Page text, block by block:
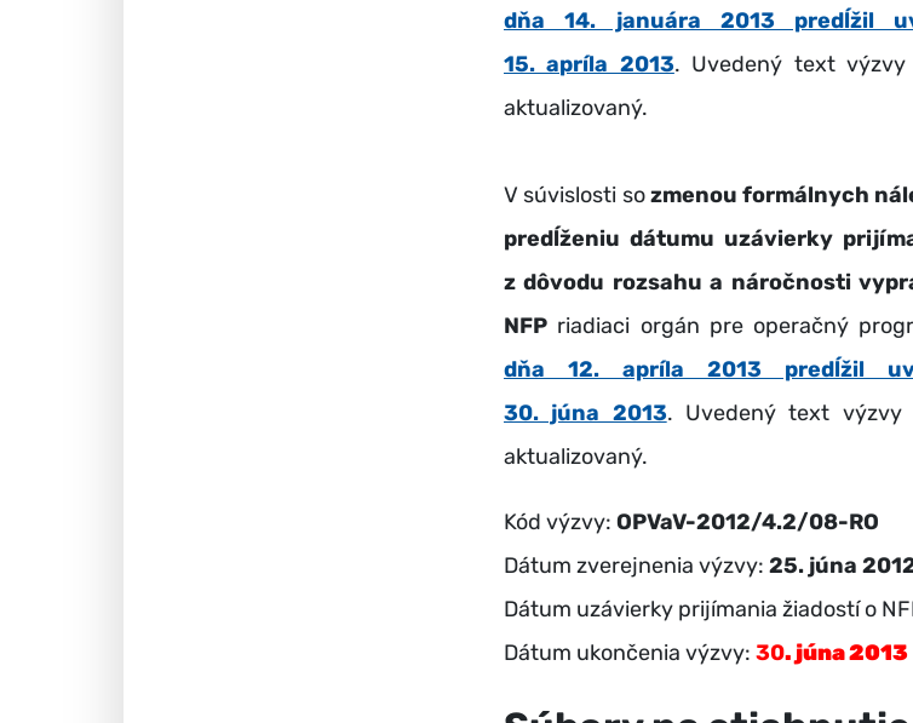
dňa 14. januára 2013 predĺžil
15. apríla 2013. Uvedený text
aktualizovaný.
V súvislosti sozmenou formálnych
predĺženiu dátumu uzávierky
z dôvodu rozsahu a náročnosti
NFP riadiaci orgán pre operačný
dňa 12. apríla 2013 predĺžil
30. júna 2013. Uvedený text
aktualizovaný.
Kód výzvy: OPVaV-2012/4.2/08-RO
Dátum zverejnenia výzvy: 25. júna
Dátum uzávierky prijímania žiadostí o
Dátum ukončenia výzvy: 30. júna 2013